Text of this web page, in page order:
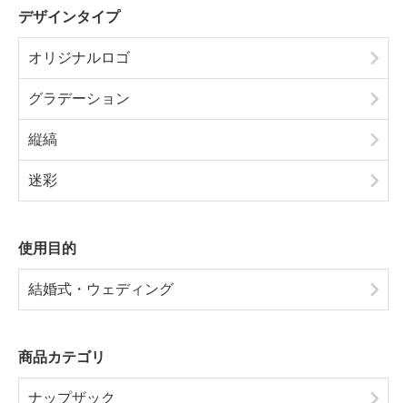
デザインタイプ
オリジナルロゴ
グラデーション
縦縞
迷彩
使用目的
結婚式・ウェディング
商品カテゴリ
ナップザック